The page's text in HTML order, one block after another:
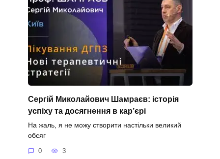
Сергій Миколайович Шамраєв: історія
успіху та досягнення в кар’єрі
На жаль, я не можу створити настільки великий
обсяг
0 3